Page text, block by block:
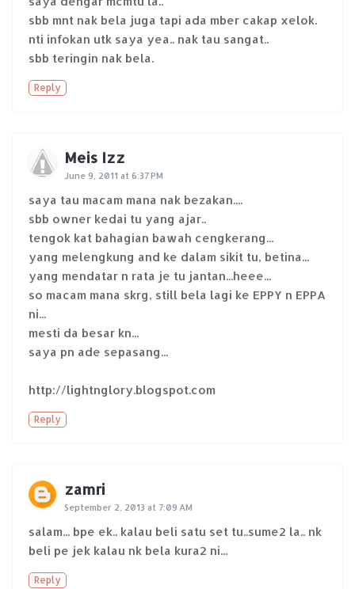
sbb mnt nak bela juga tapi ada mber cakap xelok.
nti infokan utk saya yea.. nak tau sangat..
sbb teringin nak bela.
Reply
Meis Izz
June 9, 2011 at 6:37 PM
saya tau macam mana nak bezakan....
sbb owner kedai tu yang ajar..
tengok kat bahagian bawah cengkerang...
yang melengkung and ke dalam sikit tu, betina...
yang mendatar n rata je tu jantan...heee...
so macam mana skrg, still bela lagi ke EPPY n EPPA
ni...
mesti da besar kn...
saya pn ade sepasang...
http://lightnglory.blogspot.com
Reply
zamri
September 2, 2013 at 7:09 AM
salam... bpe ek.. kalau beli satu set tu..sume2 la.. nk
beli pe jek kalau nk bela kura2 ni...
Reply